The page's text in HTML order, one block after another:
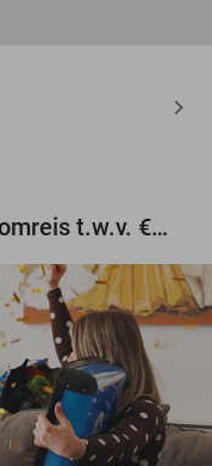
Maak gratis kans op een droomreis t.w.v. €3.000!